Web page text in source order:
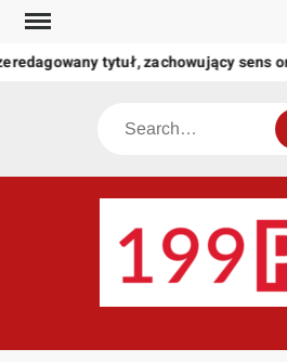
Skip
content
tytuł, zachowujący sens
Search